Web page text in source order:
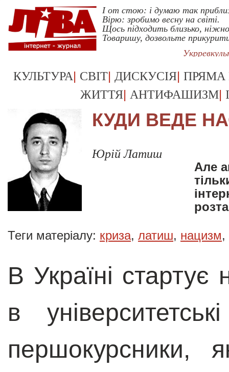
I от стою: i думаю так
Вiрю: зробимо весну на свiтi.
Щось пiдходить близько,
Товаришу, дозвольте
КУЛЬТУРА| СВІТ| ДИСКУСІЯ| ПРЯМА
ЖИТТЯ| АНТИФАШИЗМ|
КУДИ ВЕДЕ
Юрій Латиш
Але
Теги матеріалу: криза, латиш, нацизм,
В Україні стартує
в
першокурсники,